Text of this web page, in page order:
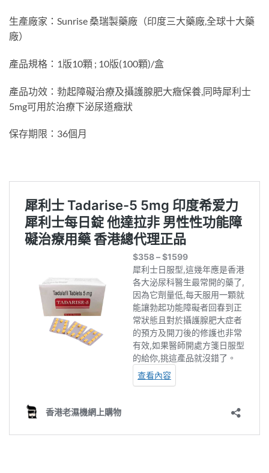
生產廠家：Sunrise 桑瑞製藥廠（印度三大藥廠,全球十大藥
廠）
產品規格：1版10顆 ; 10版(100顆)/盒
產品功效：勃起障礙治療及攝護腺肥大癥保養,同時犀利士
5mg可用於治療下泌尿道癥狀
保存期限：36個月